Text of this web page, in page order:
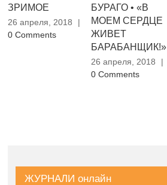
ЗРИМОЕ
26 апреля, 2018
|
0 Comments
БУРАГО • «В
МОЕМ СЕРДЦЕ
ЖИВЕТ
БАРАБАНЩИК!»
26 апреля, 2018
|
0 Comments
ЖУРНАЛИ онлайн